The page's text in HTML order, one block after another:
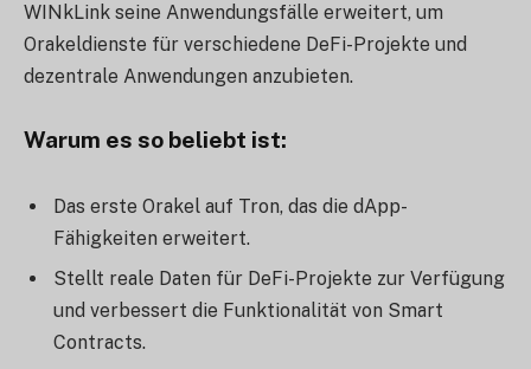
WINkLink seine Anwendungsfälle erweitert, um
Orakeldienste für verschiedene DeFi-Projekte und
dezentrale Anwendungen anzubieten.
Warum es so beliebt ist:
Das erste Orakel auf Tron, das die dApp-
Fähigkeiten erweitert.
Stellt reale Daten für DeFi-Projekte zur Verfügung
und verbessert die Funktionalität von Smart
Contracts.